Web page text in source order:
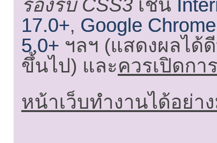
รองรับ CSS3 เช่น
17.0+, Google
5.0+ ฯลฯ (แสดงผลได้
ขึ้นไป) และควรเปิดกา
หน้าเว็บทำงานได้อย่า